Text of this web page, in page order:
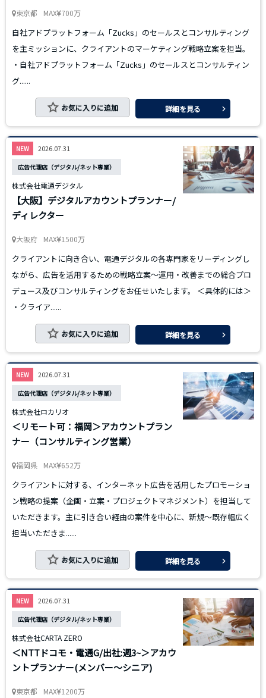
東京都 MAX 700万
自社アドプラットフォーム「Zucks」のセールスとコンサルティング
を主ミッションに、クライアントのマーケティング戦略立案を担当。
・自社アドプラットフォーム「Zucks」のセールスとコンサルティン
グ......
お気に入りに追加 詳細を見る
NEW 2026.07.31
広告代理店（デジタル/ネット専業）
株式会社電通デジタル
【大阪】デジタルアカウントプランナー/
ディレクター
大阪府 MAX 1500万
クライアントに向き合い、電通デジタルの各専門家をリーディングし
ながら、広告を活用するための戦略立案〜運用・改善までの総合プロ
デュース及びコンサルティングをお任せいたします。 ＜具体的には＞
・クライア......
お気に入りに追加 詳細を見る
NEW 2026.07.31
広告代理店（デジタル/ネット専業）
株式会社ロカリオ
＜リモート可：福岡＞アカウントプラン
ナー（コンサルティング営業）
福岡県 MAX 652万
クライアントに対する、インターネット広告を活用したプロモーショ
ン戦略の提案（企画・立案・プロジェクトマネジメント）を担当して
いただきます。主に引き合い経由の案件を中心に、新規〜既存幅広く
担当いただきま......
お気に入りに追加 詳細を見る
NEW 2026.07.31
広告代理店（デジタル/ネット専業）
株式会社CARTA ZERO
＜NTTドコモ・電通G/出社:週3~＞アカウ
ントプランナー(メンバー～シニア)
東京都 MAX 1200万